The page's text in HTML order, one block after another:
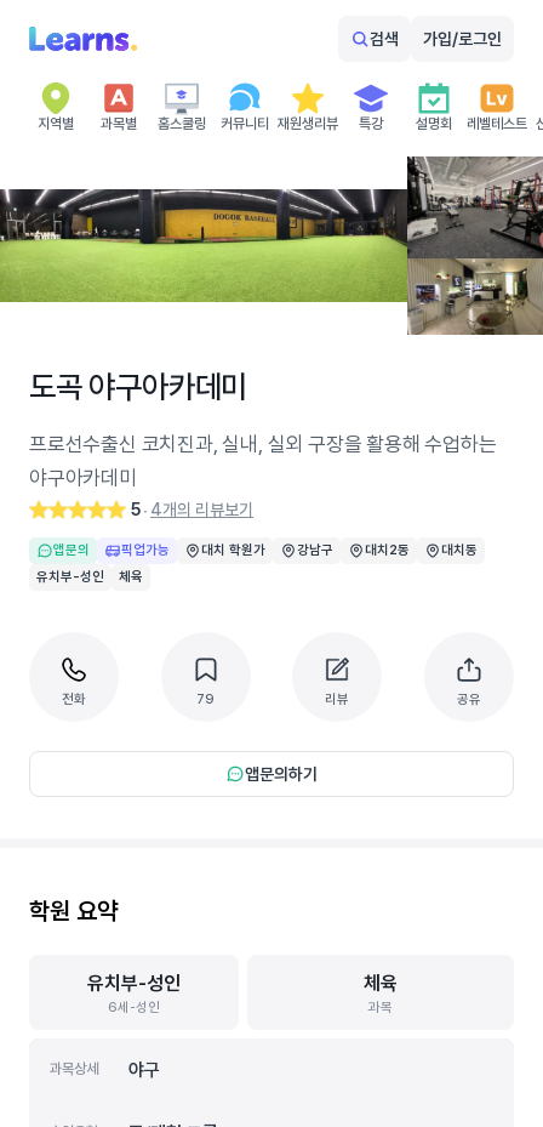
검색 가입/로그인
지역별 과목별 홈스쿨링 커뮤니티 재원생리뷰 특강 설명회 레벨테스트
도곡 야구아카데미
프로선수출신 코치진과, 실내, 실외 구장을 활용해 수업하는
야구아카데미
5‧ 4개의 리뷰보기
앱문의 픽업가능 대치 학원가 강남구 대치2동
대치동
유치부-성인
체육
전화 79 리뷰 공유
앱문의하기
학원 요약
유치부-성인
6세-성인
체육
과목
과목상세 야구